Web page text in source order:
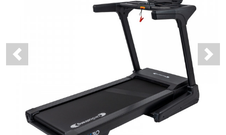
Previous Next